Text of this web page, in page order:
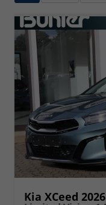
Kia XCeed 2026